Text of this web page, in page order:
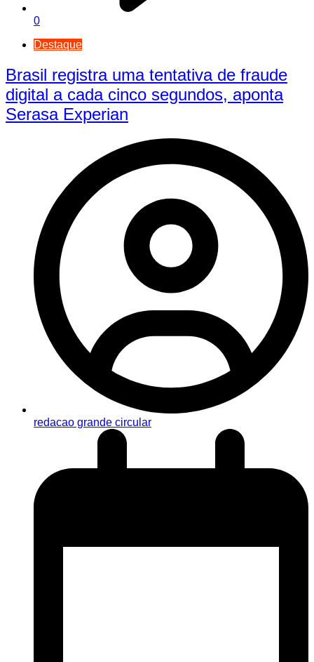
0
Destaque
Brasil registra uma tentativa de fraude
digital a cada cinco segundos, aponta
Serasa Experian
redacao grande circular